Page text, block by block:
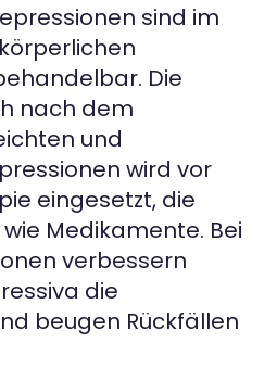
sind im
Die
nach dem
und
wird vor
eingesetzt, die
Medikamente. Bei
verbessern
die
beugen Rückfällen